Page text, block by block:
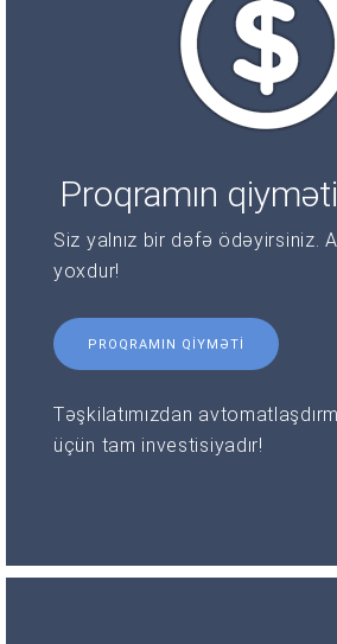
Proqramın qiyməti
Siz yalnız bir dəfə ödəyirsiniz.
yoxdur!
PROQRAMIN QIYMƏTI
Təşkilatımızdan
üçün tam investisiyadır!